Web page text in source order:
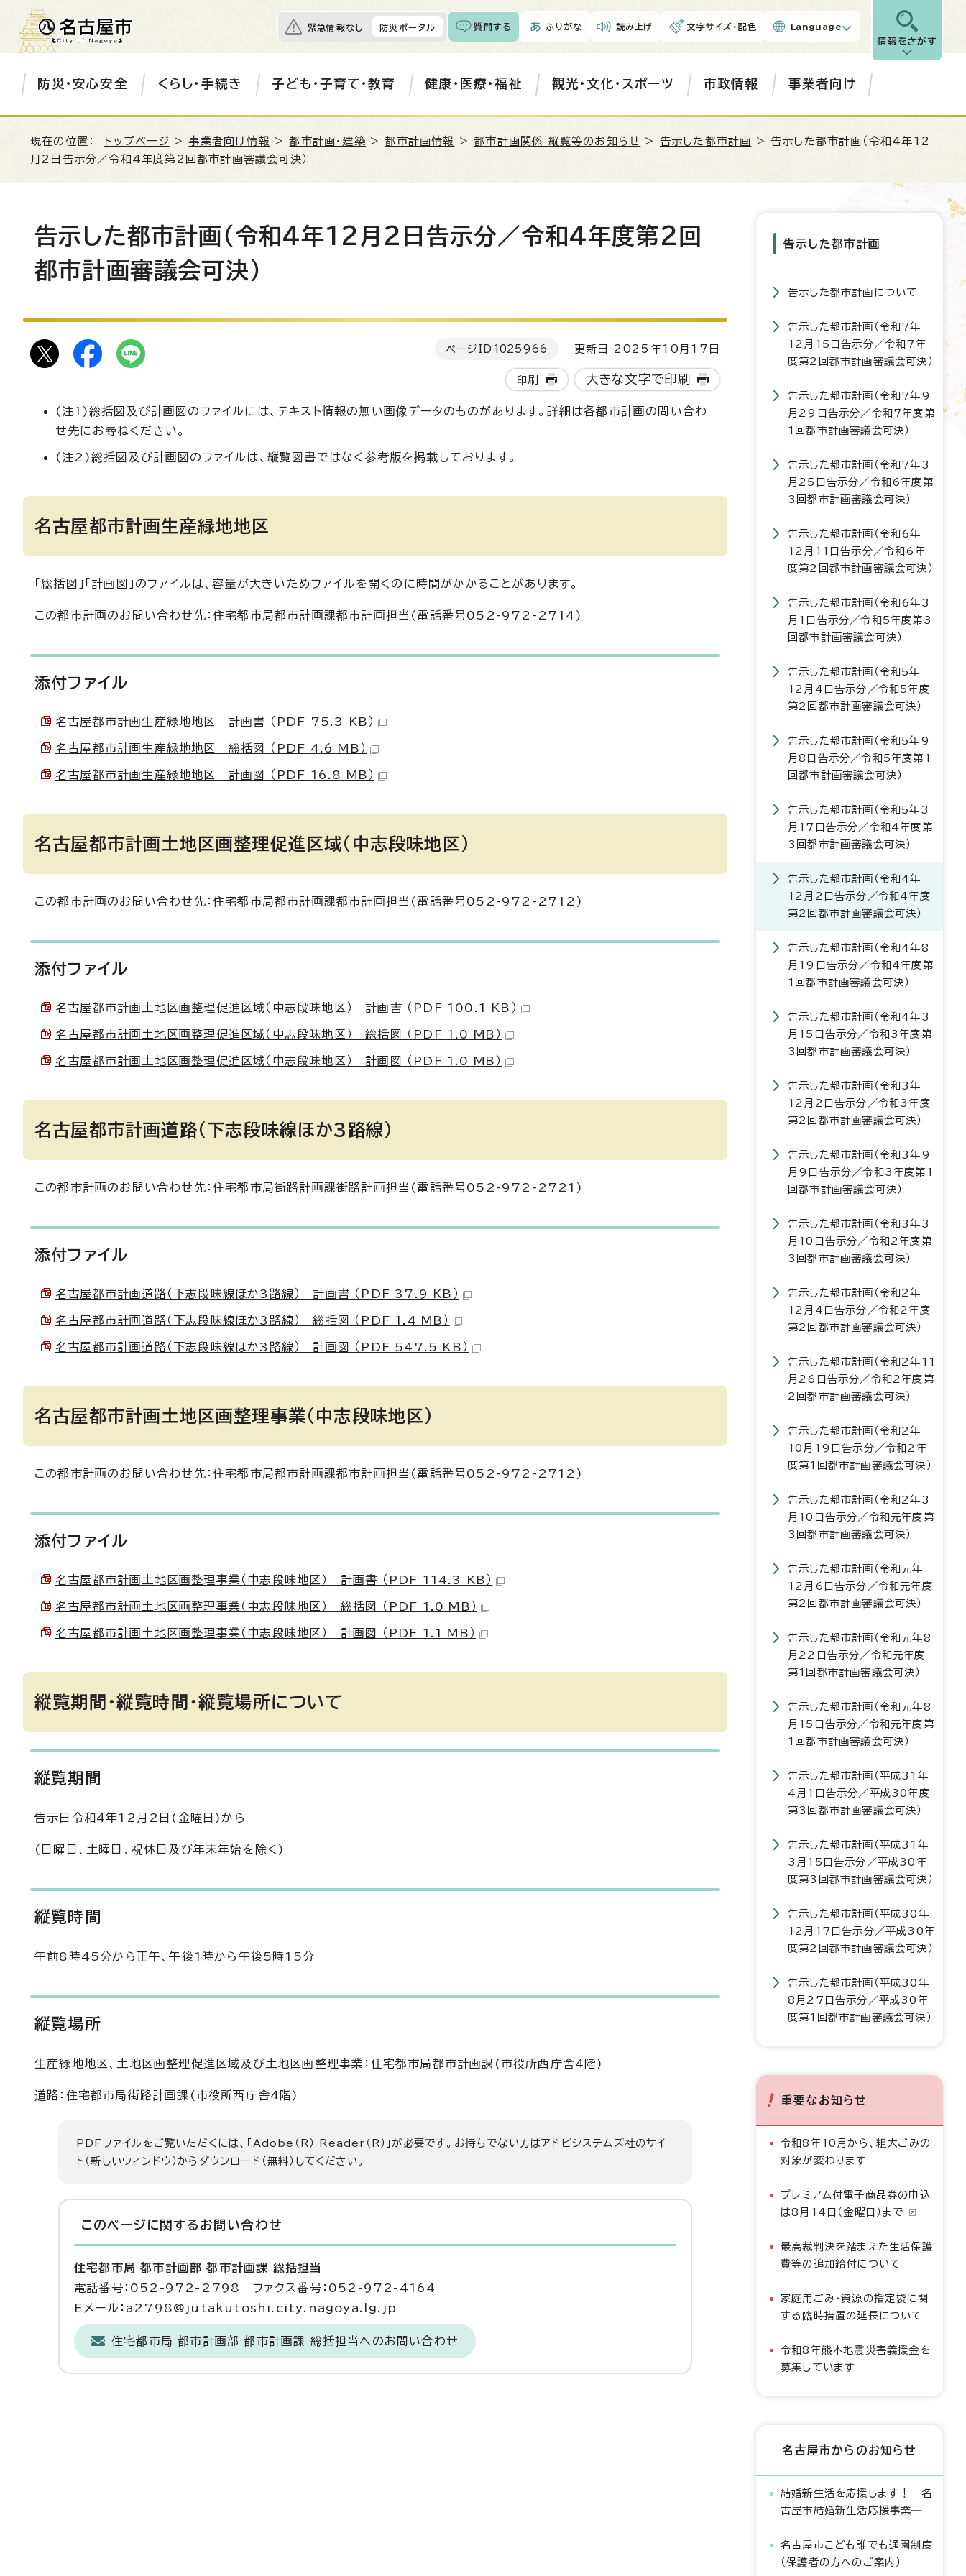
緊急情報なし 防災ポータル 質問する ふりがな 読み上げ 文字サイズ・配色 Language
情報をさがす
防災・安心安全 くらし・手続き 子ども・子育て・教育 健康・医療・福祉 観光・文化・スポーツ 市政情報 事業者向け
現在の位置： トップページ >事業者向け情報 >都市計画・建築 >都市計画情報 >都市計画関係 縦覧等のお知らせ > 告示した都市計画
> 告示した都市計画（令和4年12
月2日告示分／令和4年度第2回都市計画審議会可決）
告示した都市計画（令和4年12月2日告示分／令和4年度第2回
都市計画審議会可決）
ページID 1025966 更新日 2025年10月17日
印刷 大きな文字で印刷
(注1)総括図及び計画図のファイルには、テキスト情報の無い画像データのものがあります。詳細は各都市計画の問い合わ
せ先にお尋ねください。
(注2)総括図及び計画図のファイルは、縦覧図書ではなく参考版を掲載しております。
名古屋都市計画生産緑地地区
「総括図」「計画図」のファイルは、容量が大きいためファイルを開くのに時間がかかることがあります。
この都市計画のお問い合わせ先：住宅都市局都市計画課都市計画担当(電話番号052-972-2714)
添付ファイル
名古屋都市計画生産緑地地区 計画書 （PDF 75.3 KB）
名古屋都市計画生産緑地地区 総括図 （PDF 4.6 MB）
名古屋都市計画生産緑地地区 計画図 （PDF 16.8 MB）
名古屋都市計画土地区画整理促進区域（中志段味地区）
この都市計画のお問い合わせ先：住宅都市局都市計画課都市計画担当(電話番号052-972-2712)
添付ファイル
名古屋都市計画土地区画整理促進区域（中志段味地区） 計画書 （PDF 100.1 KB）
名古屋都市計画土地区画整理促進区域（中志段味地区） 総括図 （PDF 1.0 MB）
名古屋都市計画土地区画整理促進区域（中志段味地区） 計画図 （PDF 1.0 MB）
名古屋都市計画道路（下志段味線ほか3路線）
この都市計画のお問い合わせ先：住宅都市局街路計画課街路計画担当(電話番号052-972-2721)
添付ファイル
名古屋都市計画道路（下志段味線ほか3路線） 計画書 （PDF 37.9 KB）
名古屋都市計画道路（下志段味線ほか3路線） 総括図 （PDF 1.4 MB）
名古屋都市計画道路（下志段味線ほか3路線） 計画図 （PDF 547.5 KB）
名古屋都市計画土地区画整理事業（中志段味地区）
この都市計画のお問い合わせ先：住宅都市局都市計画課都市計画担当(電話番号052-972-2712)
添付ファイル
名古屋都市計画土地区画整理事業（中志段味地区） 計画書 （PDF 114.3 KB）
名古屋都市計画土地区画整理事業（中志段味地区） 総括図 （PDF 1.0 MB）
名古屋都市計画土地区画整理事業（中志段味地区） 計画図 （PDF 1.1 MB）
縦覧期間・縦覧時間・縦覧場所について
縦覧期間
告示日令和4年12月2日(金曜日)から
(日曜日、土曜日、祝休日及び年末年始を除く)
縦覧時間
午前8時45分から正午、午後1時から午後5時15分
縦覧場所
生産緑地地区、土地区画整理促進区域及び土地区画整理事業：住宅都市局都市計画課(市役所西庁舎4階)
道路：住宅都市局街路計画課(市役所西庁舎4階)
PDFファイルをご覧いただくには、「Adobe（R） Reader（R）」が必要です。お持ちでない方はアドビシステムズ社のサイ
ト（新しいウィンドウ）からダウンロード（無料）してください。
このページに関する お問い合わせ
住宅都市局 都市計画部 都市計画課 総括担当
電話番号：052-972-2798 ファクス番号：052-972-4164
Eメール：a2798@jutakutoshi.city.nagoya.lg.jp
住宅都市局 都市計画部 都市計画課 総括担当へのお問い合わせ
告示した都市計画
告示した都市計画について
告示した都市計画（令和7年
12月15日告示分／令和7年
度第2回都市計画審議会可決）
告示した都市計画（令和7年9
月29日告示分／令和7年度第
1回都市計画審議会可決）
告示した都市計画（令和7年3
月25日告示分／令和6年度第
3回都市計画審議会可決）
告示した都市計画（令和6年
12月11日告示分／令和6年
度第2回都市計画審議会可決）
告示した都市計画（令和6年3
月1日告示分／令和5年度第3
回都市計画審議会可決）
告示した都市計画（令和5年
12月4日告示分／令和5年度
第2回都市計画審議会可決）
告示した都市計画（令和5年9
月8日告示分／令和5年度第1
回都市計画審議会可決）
告示した都市計画（令和5年3
月17日告示分／令和4年度第
3回都市計画審議会可決）
告示した都市計画（令和4年
12月2日告示分／令和4年度
第2回都市計画審議会可決）
告示した都市計画（令和4年8
月19日告示分／令和4年度第
1回都市計画審議会可決）
告示した都市計画（令和4年3
月15日告示分／令和3年度第
3回都市計画審議会可決）
告示した都市計画（令和3年
12月2日告示分／令和3年度
第2回都市計画審議会可決）
告示した都市計画（令和3年9
月9日告示分／令和3年度第1
回都市計画審議会可決）
告示した都市計画（令和3年3
月10日告示分／令和2年度第
3回都市計画審議会可決）
告示した都市計画（令和2年
12月4日告示分／令和2年度
第2回都市計画審議会可決）
告示した都市計画（令和2年11
月26日告示分／令和2年度第
2回都市計画審議会可決）
告示した都市計画（令和2年
10月19日告示分／令和2年
度第1回都市計画審議会可決）
告示した都市計画（令和2年3
月10日告示分／令和元年度第
3回都市計画審議会可決）
告示した都市計画（令和元年
12月6日告示分／令和元年度
第2回都市計画審議会可決）
告示した都市計画（令和元年8
月22日告示分／令和元年度
第1回都市計画審議会可決）
告示した都市計画（令和元年8
月15日告示分／令和元年度第
1回都市計画審議会可決）
告示した都市計画（平成31年
4月1日告示分／平成30年度
第3回都市計画審議会可決）
告示した都市計画（平成31年
3月15日告示分／平成30年
度第3回都市計画審議会可決）
告示した都市計画（平成30年
12月17日告示分／平成30年
度第2回都市計画審議会可決）
告示した都市計画（平成30年
8月27日告示分／平成30年
度第1回都市計画審議会可決）
重要なお知らせ
令和8年10月から、粗大ごみの
対象が変わります
プレミアム付電子商品券の申込
は8月14日（金曜日）まで
最高裁判決を踏まえた生活保護
費等の追加給付について
家庭用ごみ・資源の指定袋に関
する臨時措置の延長について
令和8年熊本地震災害義援金を
募集しています
名古屋市からのお知らせ
結婚新生活を応援します！―名
古屋市結婚新生活応援事業―
名古屋市こども誰でも通園制度
（保護者の方へのご案内）